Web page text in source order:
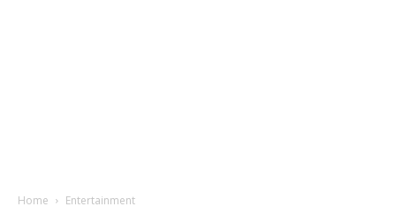
Home Entertainment